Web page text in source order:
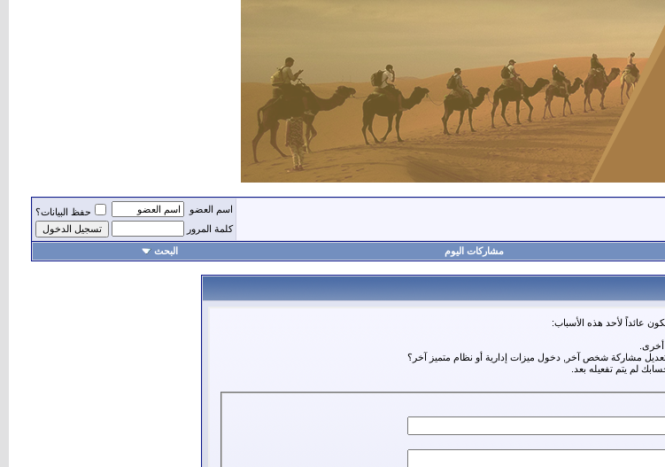
اسم العضو
حفظ البيانات؟
كلمة المرور
مشاركات اليوم البحث
عائداً لأحد هذه الأسباب:
مشاركة شخص آخر, دخول ميزات إدارية أو نظام متميز آخر؟
لم يتم تفعيله بعد.